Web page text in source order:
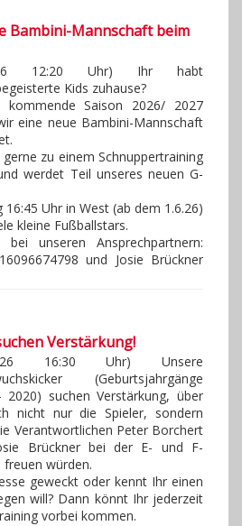
Bambini-Mannschaft beim
12:20 Uhr) Ihr habt
Kids zuhause?
kommende Saison 2026/ 2027
eine neue Bambini-Mannschaft
zu einem Schnuppertraining
werdet Teil unseres neuen G-
Uhr in West (ab dem 1.6.26)
kleine Fußballstars.
unseren Ansprechpartnern:
und Josie Brückner
Verstärkung!
16:30 Uhr) Unsere
(Geburtsjahrgänge
2020) suchen Verstärkung, über
nicht nur die Spieler, sondern
Verantwortlichen Peter Borchert
Brückner bei der E- und F-
freuen würden.
geweckt oder kennt Ihr einen
will? Dann könnt Ihr jederzeit
vorbei kommen.